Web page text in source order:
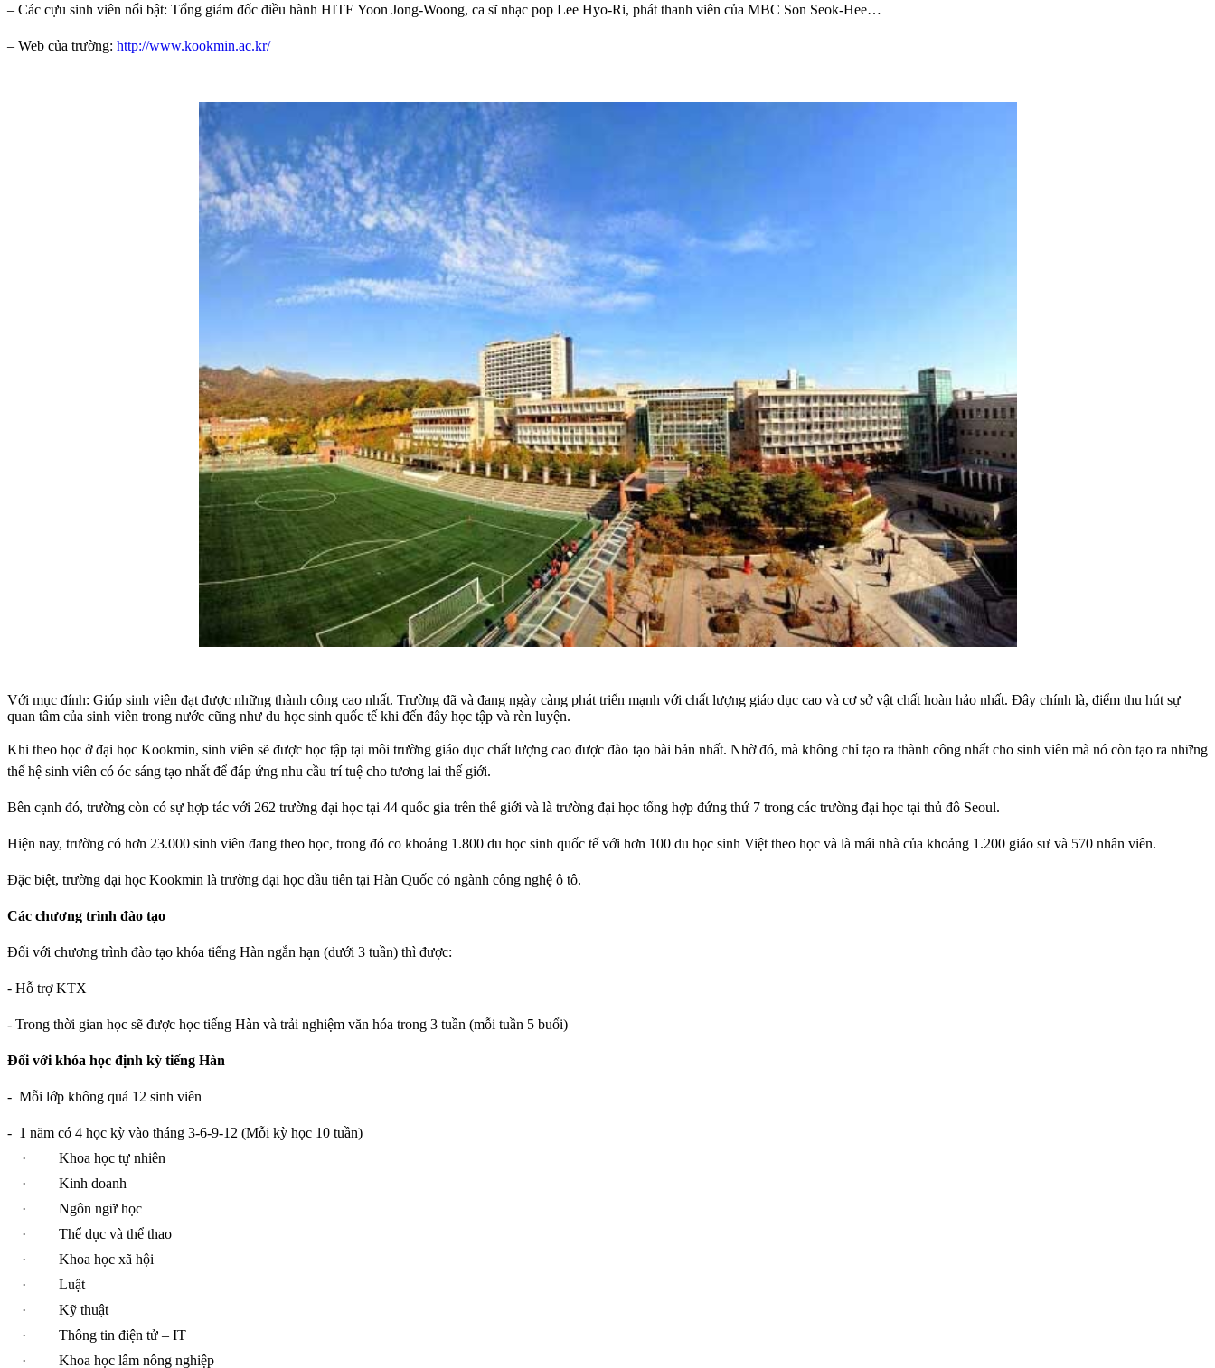
– Các cựu sinh viên nổi bật: Tổng giám đốc điều hành HITE Yoon Jong-Woong, ca sĩ nhạc pop Lee Hyo-Ri, phát thanh viên của MBC Son Seok-Hee…
– Web của trường: http://www.kookmin.ac.kr/
Với mục đính: Giúp sinh viên đạt được những thành công cao nhất. Trường đã và đang ngày càng phát triển mạnh với chất lượng giáo dục cao và cơ sở vật chất hoàn hảo nhất. Đây chính là, điểm thu hút sự
quan tâm của sinh viên trong nước cũng như du học sinh quốc tế khi đến đây học tập và rèn luyện.
Khi theo học ở đại học Kookmin, sinh viên sẽ được học tập tại môi trường giáo dục chất lượng cao được đào tạo bài bản nhất. Nhờ đó, mà không chỉ tạo ra thành công nhất cho sinh viên mà nó còn tạo ra những
thế hệ sinh viên có óc sáng tạo nhất để đáp ứng nhu cầu trí tuệ cho tương lai thế giới.
Bên cạnh đó, trường còn có sự hợp tác với 262 trường đại học tại 44 quốc gia trên thế giới và là trường đại học tổng hợp đứng thứ 7 trong các trường đại học tại thủ đô Seoul.
Hiện nay, trường có hơn 23.000 sinh viên đang theo học, trong đó co khoảng 1.800 du học sinh quốc tế với hơn 100 du học sinh Việt theo học và là mái nhà của khoảng 1.200 giáo sư và 570 nhân viên.
Đặc biệt, trường đại học Kookmin là trường đại học đầu tiên tại Hàn Quốc có ngành công nghệ ô tô.
Các chương trình đào tạo
Đối với chương trình đào tạo khóa tiếng Hàn ngắn hạn (dưới 3 tuần) thì được:
- Hỗ trợ KTX
- Trong thời gian học sẽ được học tiếng Hàn và trải nghiệm văn hóa trong 3 tuần (mỗi tuần 5 buổi)
Đối với khóa học định kỳ tiếng Hàn
- Mỗi lớp không quá 12 sinh viên
- 1 năm có 4 học kỳ vào tháng 3-6-9-12 (Mỗi kỳ học 10 tuần)
·
Khoa học tự nhiên
·
Kinh doanh
·
Ngôn ngữ học
·
Thể dục và thể thao
·
Khoa học xã hội
·
Luật
·
Kỹ thuật
·
Thông tin điện tử – IT
·
Khoa học lâm nông nghiệp